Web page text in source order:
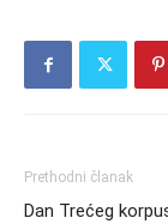
Prethodni članak
Dan Trećeg